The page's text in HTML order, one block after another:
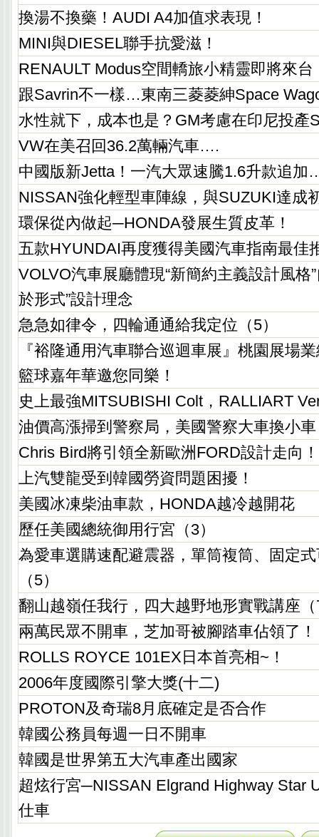
換湯不換藥！AUDI A4加值求表現！
MINI與DIESEL聯手抗愛滋！
RENAULT Modus空間轎旅小精靈即將來台
跟Savrin不一樣…東南三菱菱紳Space
水性就下，成本也是？GM考慮在印尼投
VW在美召回36.2萬輛汽車….
中國版新Jetta！一汽大眾速騰1.6升款追加
NISSAN強化輕型車陣線，與SUZUKI達成
環保從內做起─HONDA發展生質皮革！
五款HYUNDAI再度獲得美國汽車指南最佳
VOLVO汽車展廳體現“新簡約主義設計風格
於形式”設計理念
急急如律令，四輪通通給我定位（5）
『裕隆通用汽車聯合巡迴車展』桃園展場
籃球嘉年華邀您同樂！
史上最強MITSUBISHI Colt，RALLIART
油價高漲掃到警察局，美國警察大車換小
Chris Bird將引領全新歐洲FORD設計走向！
上汽雙龍受到韓國勞資問題困擾！
美國冰凍柴油車款，HONDA越冷越開花
歷任美國總統御用行宮（3）
為愛車選購速配避震器，單筒複筒、固定
（5）
翻山越嶺任我行，四大越野地形實戰講座
兩萬民眾不開車，芝加哥被腳踏車佔領了！
ROLLS ROYCE 101EX日本首亮相~！
2006年度國際引擎大獎(十二)
PROTON及奇瑞8月底確定是否合作
韓國公務員每週一日不開車
韓國是世界第五大汽車產出國家
超炫行宮─NISSAN Elgrand Highway Star
仕車